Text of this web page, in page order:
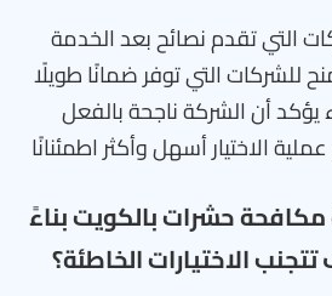
التي تقدم نصائح بعد الخدمة
للشركات التي توفر ضمانًا طويلًا
يؤكد أن الشركة ناجحة بالفعل
الاختيار أسهل وأكثر اطمئنانًا
حشرات بالكويت بناءً
الاختيارات الخاطئة؟